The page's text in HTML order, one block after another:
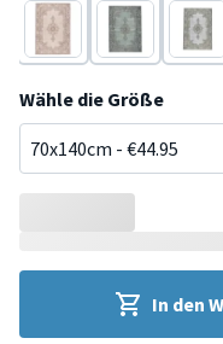
Beige Grau Grün
Wähle die Größe
In den